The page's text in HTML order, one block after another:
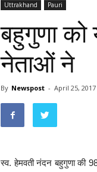
Uttrakhand Pauri
बहुगुणा को
नेताओं ने
By Newspost - April 25, 2017
स्व. हेमवती नंदन बहुगुणा की